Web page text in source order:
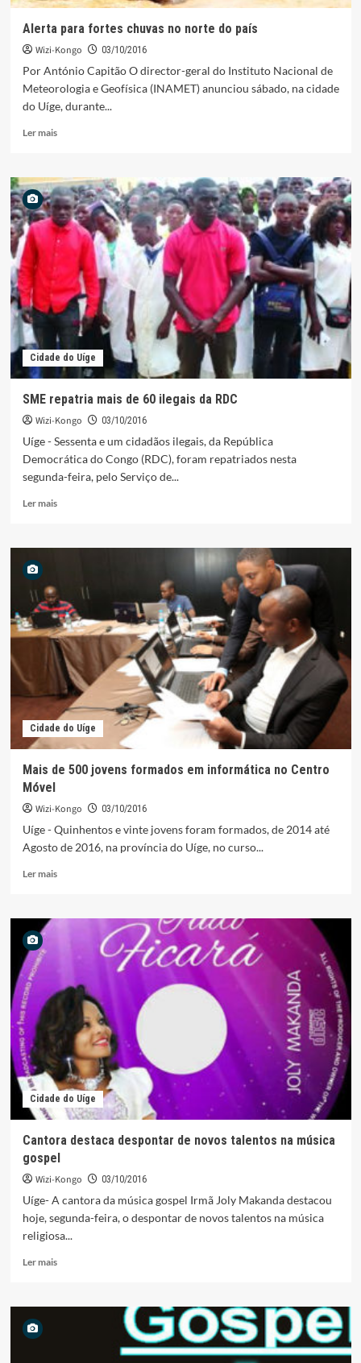
Alerta para fortes chuvas no norte do país
Wizi-Kongo 03/10/2016
Por António Capitão O director-geral do Instituto Nacional de
Meteorologia e Geofísica (INAMET) anunciou sábado, na cidade
do Uíge, durante...
Ler maisLeia
Alerta
para
fortes
chuvas
no
norte
do
Cidade do Uíge
SME repatria mais de 60 ilegais da RDC
Wizi-Kongo 03/10/2016
Uíge - Sessenta e um cidadãos ilegais, da República
Democrática do Congo (RDC), foram repatriados nesta
segunda-feira, pelo Serviço de...
Ler maisLeia
SME
de
60
ilegais
da
RDC
Cidade do Uíge
Mais de 500 jovens formados em informática no Centro
Móvel
Wizi-Kongo 03/10/2016
Uíge - Quinhentos e vinte jovens foram formados, de 2014 até
Agosto de 2016, na província do Uíge, no curso...
Ler maisLeia
Mais
em
informática
no
Centro
Móvel
Cidade do Uíge
Cantora destaca despontar de novos talentos na música
gospel
Wizi-Kongo 03/10/2016
Uíge- A cantora da música gospel Irmã Joly Makanda destacou
hoje, segunda-feira, o despontar de novos talentos na música
religiosa...
Ler maisLeia
Cantora